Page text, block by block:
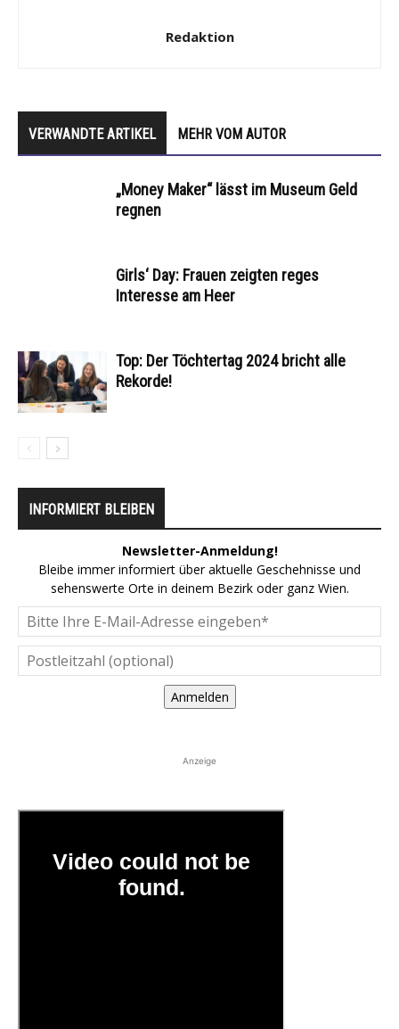
Redaktion
VERWANDTE ARTIKEL MEHR VOM AUTOR
„Money Maker“ lässt im Museum Geld
regnen
Girls‘ Day: Frauen zeigten reges
Interesse am Heer
Top: Der Töchtertag 2024 bricht alle
Rekorde!
INFORMIERT BLEIBEN
Newsletter-Anmeldung!
Bleibe immer informiert über aktuelle Geschehnisse und
sehenswerte Orte in deinem Bezirk oder ganz Wien.
Anmelden
Anzeige